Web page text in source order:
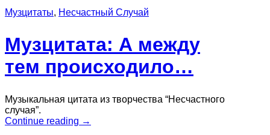
Музцитаты, Несчастный Случай
Музцитата: А между
тем происходило…
Музыкальная цитата из творчества “Несчастного
случая”.
Continue reading “Музцитата:
→